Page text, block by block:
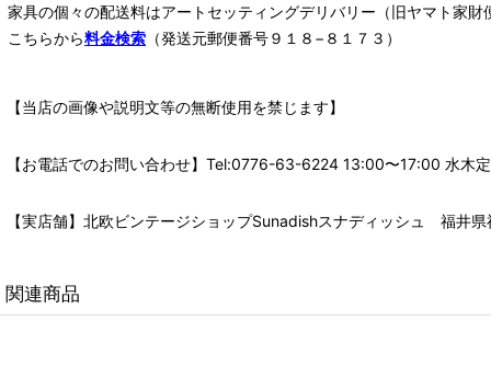
家具の個々の配送料はアートセッティングデリバリー （旧ヤマト家財
こちらから料金検索 （発送元郵便番号９１８−８１７３）
【当店の画像や説明文等の無断使用を禁じます】
【お電話でのお問い合わせ】Tel:0776-63-6224 13:00〜17:00 水木
【実店舗】北欧ビンテージショップSunadishスナディッシュ 福井
関連商品